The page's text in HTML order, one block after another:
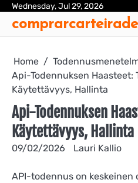
Skip
content
Wednesday, Jul 29, 2026
Home
Api-Todennuksen Haasteet:
Käytettävyys, Hallinta
Api-Todennuksen
Käytettävyys, Hallinta
09/02/2026 Lauri Kallio
API-todennus on keskeinen